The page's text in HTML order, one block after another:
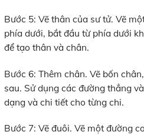
Bước 5: Vẽ thân của sư tử. Vẽ
phía dưới, bắt đầu từ phía dưới
để tạo thân và chân.
Bước 6: Thêm chân. Vẽ bốn
sau. Sử dụng các đường thẳng
dạng và chi tiết cho từng chi.
Bước 7: Vẽ đuôi. Vẽ một đường